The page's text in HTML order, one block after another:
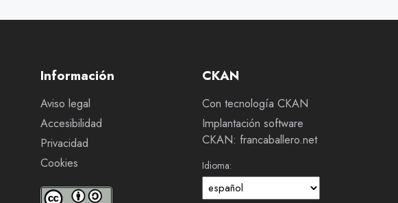
Información
Aviso legal
Accesibilidad
Privacidad
Cookies
CKAN
Con tecnología CKAN
Implantación software
CKAN: francaballero.net
Idioma